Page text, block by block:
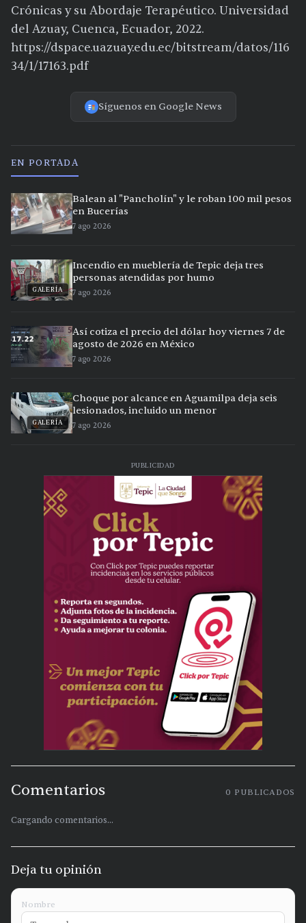
Crónicas y su Abordaje Terapéutico. Universidad
del Azuay, Cuenca, Ecuador, 2022.
https://dspace.uazuay.edu.ec/bitstream/datos/116
34/1/17163.pdf
Síguenos en Google News
EN PORTADA
Balean al "Pancholín" y le roban 100 mil pesos
en Bucerías
7 ago 2026
GALERÍA
Incendio en mueblería de Tepic deja tres
personas atendidas por humo
7 ago 2026
Así cotiza el precio del dólar hoy viernes 7 de
agosto de 2026 en México
7 ago 2026
GALERÍA
Choque por alcance en Aguamilpa deja seis
lesionados, incluido un menor
7 ago 2026
PUBLICIDAD
Comentarios 0 PUBLICADOS
Cargando comentarios...
Deja tu opinión
Nombre